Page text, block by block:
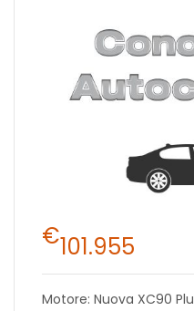
€101.955
Motore: Nuova XC90